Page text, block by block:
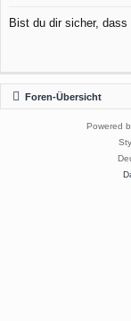
rif
Bist du dir sicher,
Foren-Übersicht
Powered